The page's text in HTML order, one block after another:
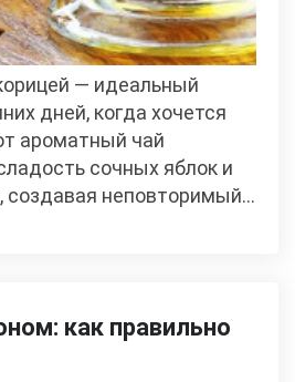
— идеальный
дней, когда хочется
ароматный чай
сочных яблок и
создавая неповторимый…
как правильно